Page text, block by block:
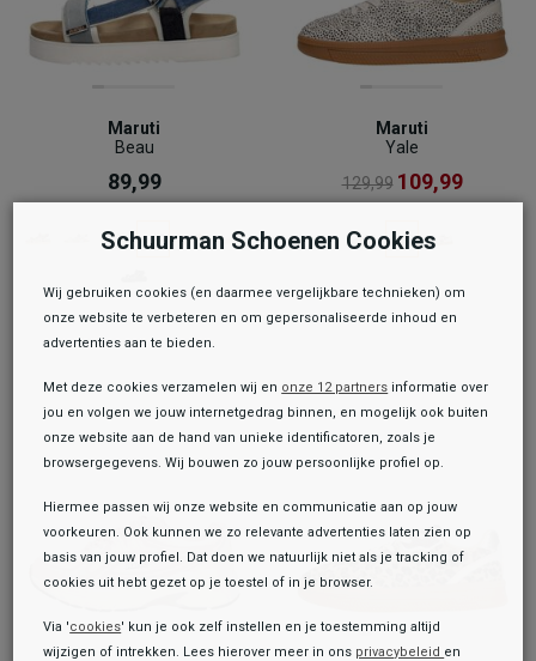
Maruti
Beau
89,99
Maruti
Yale
129,99 109,99
Schuurman Schoenen Cookies
Wij gebruiken cookies (en daarmee vergelijkbare technieken) om
onze website te verbeteren en om gepersonaliseerde inhoud en
advertenties aan te bieden.
Met deze cookies verzamelen wij en onze 12 partners informatie over
jou en volgen we jouw internetgedrag binnen, en mogelijk ook buiten
onze website aan de hand van unieke identificatoren, zoals je
browsergegevens. Wij bouwen zo jouw persoonlijke profiel op.
Hiermee passen wij onze website en communicatie aan op jouw
voorkeuren. Ook kunnen we zo relevante advertenties laten zien op
basis van jouw profiel. Dat doen we natuurlijk niet als je tracking of
cookies uit hebt gezet op je toestel of in je browser.
Via 'cookies' kun je ook zelf instellen en je toestemming altijd
wijzigen of intrekken. Lees hierover meer in ons privacybeleid en